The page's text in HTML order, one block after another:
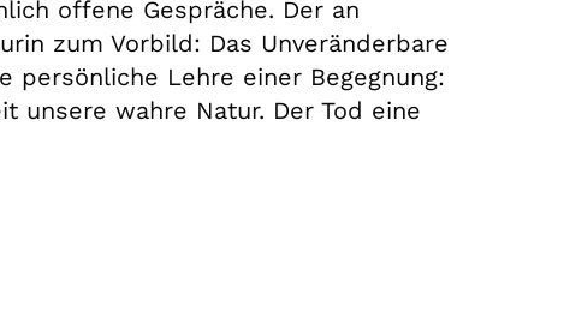
offene Gespräche. Der an
zum Vorbild: Das Unveränderbare
persönliche Lehre einer Begegnung:
unsere wahre Natur. Der Tod eine